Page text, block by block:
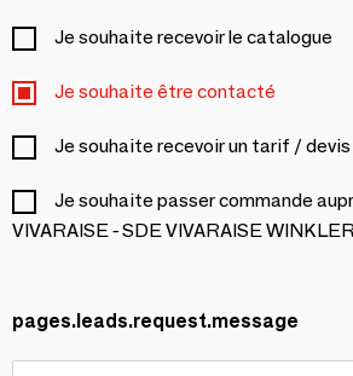
Je souhaite recevoir le catalogue
Je souhaite être contacté
Je souhaite recevoir un tarif / devis
Je souhaite passer commande
VIVARAISE - SDE VIVARAISE WINKLER
pages.leads.request.message